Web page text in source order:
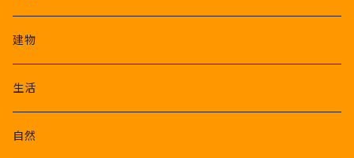
建物
生活
自然